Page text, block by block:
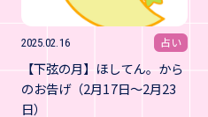
2025.02.16 占い
【下弦の月】ほしてん。から
のお告げ（2月17日～2月23
日）